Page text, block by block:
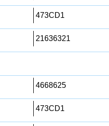
473CD1
21636321
4668625
473CD1